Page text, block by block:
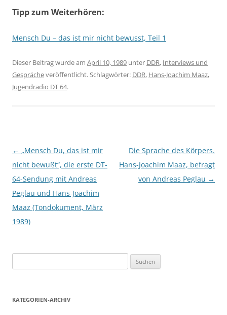
Tipp zum Weiterhören:
Mensch Du – das ist mir nicht bewusst, Teil 1
Dieser Beitrag wurde am April 10, 1989 unter DDR, Interviews und
Gesprächeveröffentlicht. Schlagwörter: DDR, Hans-Joachim Maaz,
Jugendradio DT 64.
Beitragsnavigation
← „Mensch Du, das ist mir
nicht bewußt“, die erste DT-
64-Sendung mit Andreas
Peglau und Hans-Joachim
Maaz (Tondokument, März
1989)
Die Sprache des Körpers.
Hans-Joachim Maaz, befragt
von Andreas Peglau →
u
h
KATEGORIEN-ARCHIV